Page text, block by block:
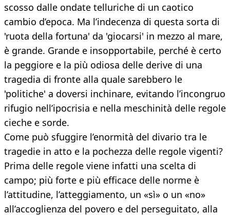
scosso dalle ondate telluriche di un caotico
cambio d’epoca. Ma l’indecenza di questa sorta di
'ruota della fortuna' da 'giocarsi' in mezzo al mare,
è grande. Grande e insopportabile, perché è certo
la peggiore e la più odiosa delle derive di una
tragedia di fronte alla quale sarebbero le
'politiche' a doversi inchinare, evitando l’incongruo
rifugio nell’ipocrisia e nella meschinità delle regole
cieche e sorde.
Come può sfuggire l’enormità del divario tra le
tragedie in atto e la pochezza delle regole vigenti?
Prima delle regole viene infatti una scelta di
campo; più forte e più efficace delle norme è
l’attitudine, l’atteggiamento, un «sì» o un «no»
all’accoglienza del povero e del perseguitato, alla